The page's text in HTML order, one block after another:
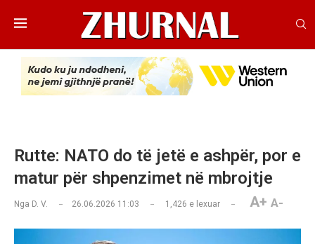
Rutte: NATO do të jetë e ashpër, por e
matur për shpenzimet në mbrojtje
Nga D. V. 26.06.2026 11:03 1,426 e lexuar A+ A-